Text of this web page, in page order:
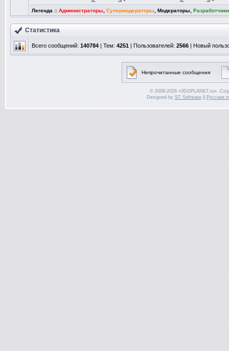
Легенда :: Администраторы Супермодераторы Модераторы Разработчики
Статистика
Всего сообщений: 140784 | Тем: 4251 | Пользователей: 2566 | Новый
Непрочитанные сообщения
© 2008-2026 «3DOPLANET.ru».
Designed by ST Software|| Русская